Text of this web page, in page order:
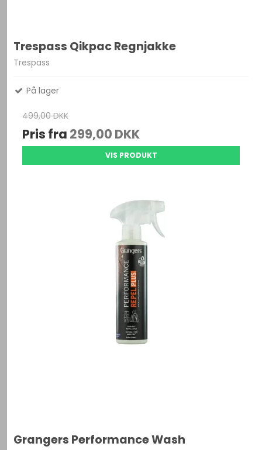
Trespass Qikpac Regnjakke
Trespass
På lager
499,00 DKK
Pris fra 299,00 DKK
VIS PRODUKT
Grangers Performance Wash